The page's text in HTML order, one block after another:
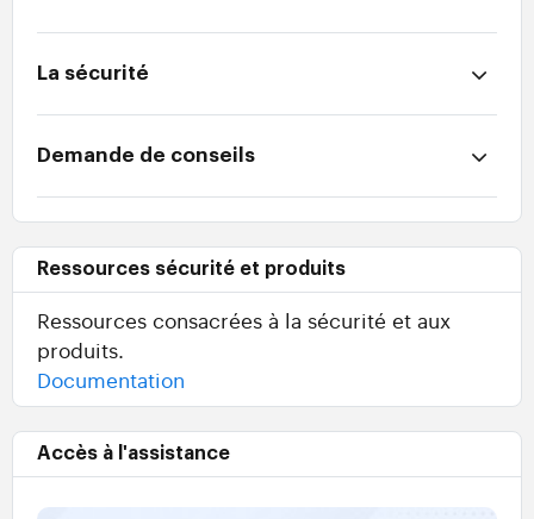
La sécurité
Demande de conseils
Ressources sécurité et produits
Ressources consacrées à la sécurité et aux
produits.
Documentation
Accès à l'assistance